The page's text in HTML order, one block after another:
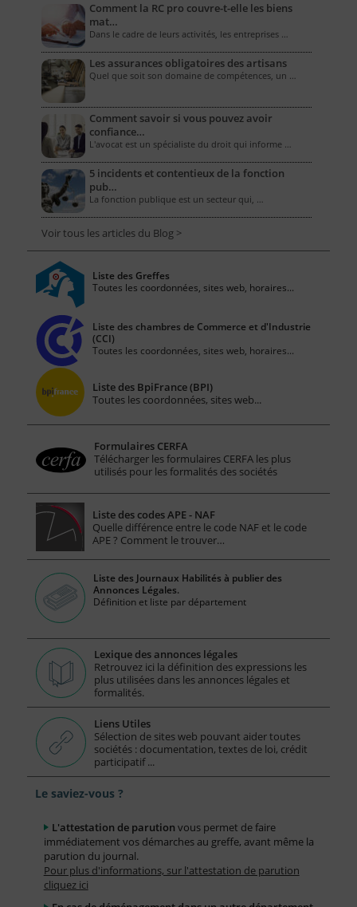
Comment la RC pro couvre-t-elle les biens
mat…
Dans le cadre de leurs activités, les entreprises …
Les assurances obligatoires des artisans
Quel que soit son domaine de compétences, un …
Comment savoir si vous pouvez avoir
confiance…
L'avocat est un spécialiste du droit qui informe …
5 incidents et contentieux de la fonction
pub…
La fonction publique est un secteur qui, …
Voir tous les articles du Blog >
Liste des Greffes
Toutes les coordonnées, sites web, horaires...
Liste des chambres de Commerce et d'Industrie
(CCI)
Toutes les coordonnées, sites web, horaires...
Liste des BpiFrance (BPI)
Toutes les coordonnées, sites web...
Formulaires CERFA
Télécharger les formulaires CERFA les plus
utilisés pour les formalités des sociétés
Liste des codes APE - NAF
Quelle différence entre le code NAF et le code
APE ? Comment le trouver…
Liste des Journaux Habilités à publier des
Annonces Légales.
Définition et liste par département
Lexique des annonces légales
Retrouvez ici la définition des expressions les
plus utilisées dans les annonces légales et
formalités.
Liens Utiles
Sélection de sites web pouvant aider toutes
sociétés : documentation, textes de loi, crédit
participatif ...
Le saviez-vous ?
L'attestation de parution vous permet de faire
immédiatement vos démarches au greffe, avant même la
parution du journal.
Pour plus d'informations, sur l'attestation de parution
cliquez ici